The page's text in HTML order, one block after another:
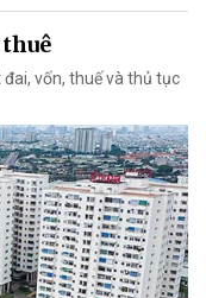
vốn, thuế và thủ tục